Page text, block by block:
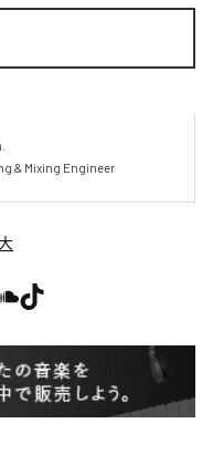
& Mixing Engineer